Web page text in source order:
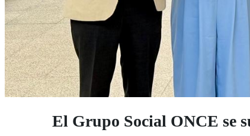
El Grupo Social ONCE se